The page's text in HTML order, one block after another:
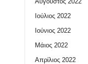
Ιούλιος 2022
Ιούνιος 2022
Μάιος 2022
Απρίλιος 2022